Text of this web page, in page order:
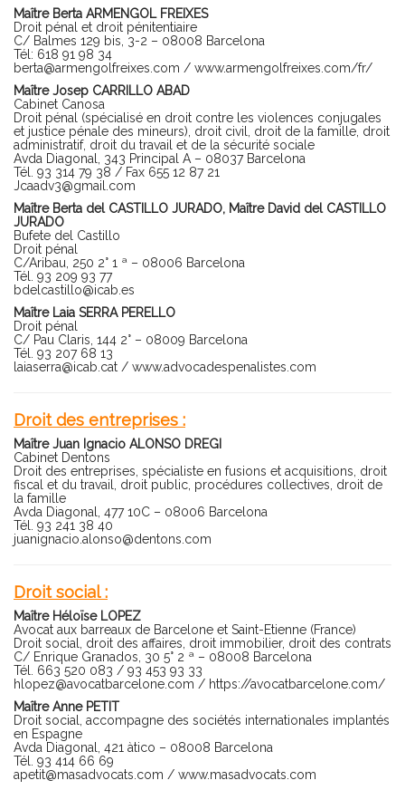
Maître Berta ARMENGOL FREIXES
Droit pénal et droit pénitentiaire
C/ Balmes 129 bis, 3-2 – 08008 Barcelona
Tél: 618 91 98 34
berta@armengolfreixes.com / www.armengolfreixes.com/fr/
Maître Josep CARRILLO ABAD
Cabinet Canosa
Droit pénal (spécialisé en droit contre les violences conjugales
et justice pénale des mineurs), droit civil, droit de la famille, droit
administratif, droit du travail et de la sécurité sociale
Avda Diagonal, 343 Principal A – 08037 Barcelona
Tél. 93 314 79 38 / Fax 655 12 87 21
Jcaadv3@gmail.com
Maître Berta del CASTILLO JURADO, Maître David del CASTILLO
JURADO
Bufete del Castillo
Droit pénal
C/Aribau, 250 2° 1 ª – 08006 Barcelona
Tél. 93 209 93 77
bdelcastillo@icab.es
Maître Laia SERRA PERELLO
Droit pénal
C/ Pau Claris, 144 2° – 08009 Barcelona
Tél. 93 207 68 13
laiaserra@icab.cat / www.advocadespenalistes.com
Droit des entreprises :
Maître Juan Ignacio ALONSO DREGI
Cabinet Dentons
Droit des entreprises, spécialiste en fusions et acquisitions, droit
fiscal et du travail, droit public, procédures collectives, droit de
la famille
Avda Diagonal, 477 10C – 08006 Barcelona
Tél. 93 241 38 40
juanignacio.alonso@dentons.com
Droit social :
Maître Héloïse LOPEZ
Avocat aux barreaux de Barcelone et Saint-Etienne (France)
Droit social, droit des affaires, droit immobilier, droit des contrats
C/ Enrique Granados, 30 5° 2 ª – 08008 Barcelona
Tél. 663 520 083 / 93 453 93 33
hlopez@avocatbarcelone.com / https://avocatbarcelone.com/
Maître Anne PETIT
Droit social, accompagne des sociétés internationales implantés
en Espagne
Avda Diagonal, 421 àtico – 08008 Barcelona
Tél. 93 414 66 69
apetit@masadvocats.com / www.masadvocats.com